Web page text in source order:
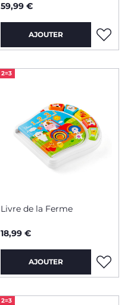
59,99 €
AJOUTER
2=3
Livre de la Ferme
18,99 €
AJOUTER
2=3